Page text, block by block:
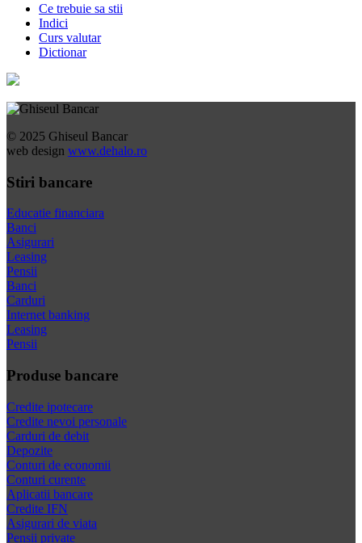
Ce trebuie sa stii
Indici
Curs valutar
Dictionar
© 2025 Ghiseul Bancar
web design www.dehalo.ro
Stiri bancare
Educatie financiara
Banci
Asigurari
Leasing
Pensii
Banci
Carduri
Internet banking
Leasing
Pensii
Produse bancare
Credite ipotecare
Credite nevoi personale
Carduri de debit
Depozite
Conturi de economii
Conturi curente
Aplicatii bancare
Credite IFN
Asigurari de viata
Pensii private